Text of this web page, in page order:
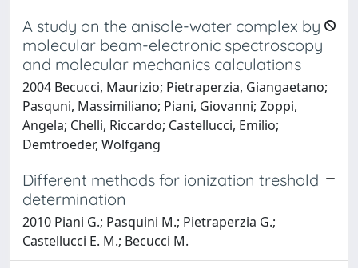
A study on the anisole-water complex by
molecular beam-electronic spectroscopy
and molecular mechanics calculations
2004 Becucci, Maurizio; Pietraperzia, Giangaetano;
Pasquni, Massimiliano; Piani, Giovanni; Zoppi,
Angela; Chelli, Riccardo; Castellucci, Emilio;
Demtroeder, Wolfgang
Different methods for ionization treshold
determination
2010 Piani G.; Pasquini M.; Pietraperzia G.;
Castellucci E. M.; Becucci M.